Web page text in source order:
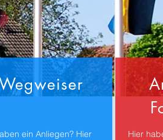
ein Anliegen? Hier
Hier